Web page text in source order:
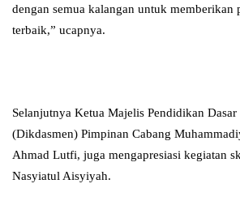
dengan semua kalangan untuk memberikan
terbaik,” ucapnya.
Selanjutnya Ketua Majelis Pendidikan Dasar
(Dikdasmen) Pimpinan Cabang
Ahmad Lutfi, juga mengapresiasi kegiatan
Nasyiatul Aisyiyah.